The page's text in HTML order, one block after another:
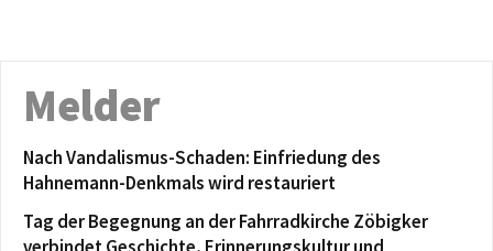
Melder
Nach Vandalismus-Schaden: Einfriedung des
Hahnemann-Denkmals wird restauriert
Tag der Begegnung an der Fahrradkirche Zöbigker